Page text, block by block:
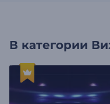
В категории